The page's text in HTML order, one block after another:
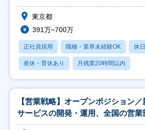
東京都
391万~700万
正社員採用 職種・業界未経験OK 休
産休・育休あり 月残業20時間以内
【営業戦略】オープンポジション／
サービスの開発・運用、全国の営業
進支援